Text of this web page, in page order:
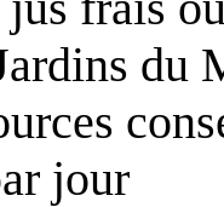
du
jour